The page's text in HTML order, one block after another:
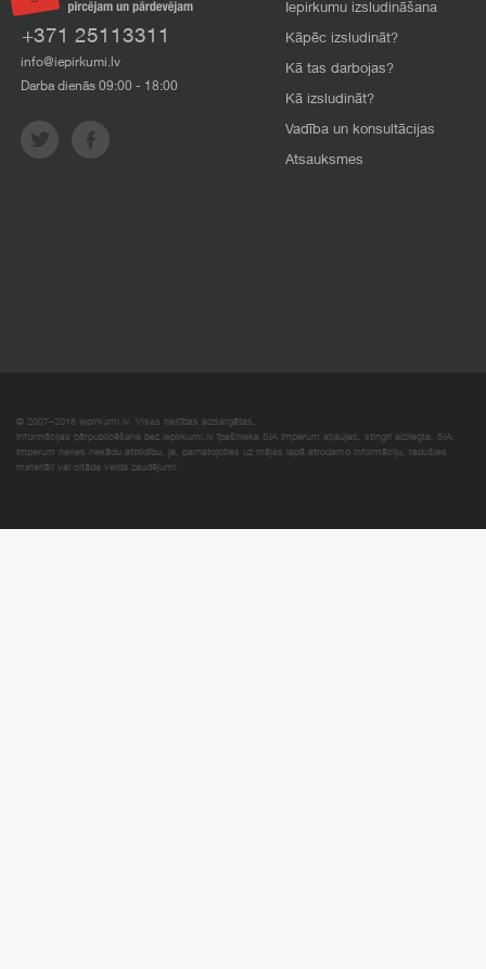
+371 25113311
info@iepirkumi.lv
Darba dienās 09:00 - 18:00
Iepirkumu izsludināšana
Kāpēc izsludināt?
Kā tas darbojas?
Kā izsludināt?
Vadība un konsultācijas
Atsauksmes
© 2007–2018 Iepirkumi.lv. Visas tiesības aizsargātas.
Informācijas pārpublicēšana bez iepirkumi.lv īpašnieka SIA Imperum atļaujas, stingri aizliegta. SIA
Imperum nenes nekādu atbildību, ja, pamatojoties uz mājas lapā atrodamo informāciju, radušies
materiāli vai citāda veida zaudējumi.